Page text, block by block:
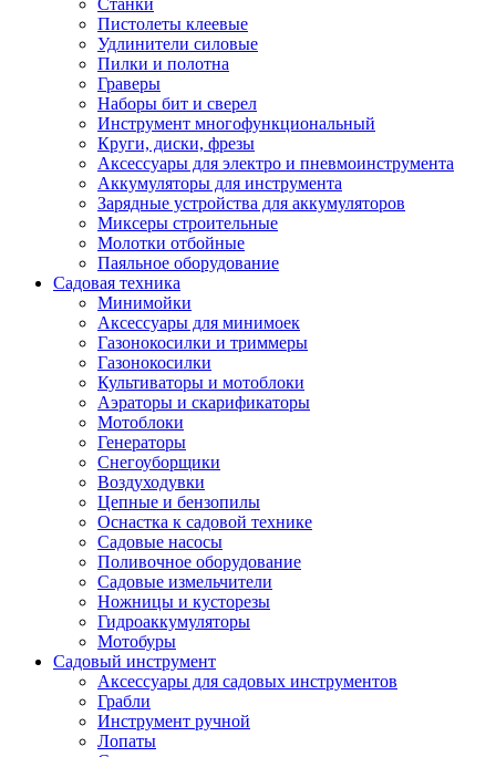
Камеры заднего вида
Автомобильные антенны
Сигнализации автомобильные
Телевизоры и мониторы автомобильные
Аксессуары
Автолампы
Автомобильные провода, кабели,
Автомобильный инструмент
Автохимия
Аккумуляторы, зарядные устройства,
Домкраты
Компрессоры и манометры
Разветвители и адаптеры прикуривателя
Термохолодильники
Шумоизоляция
Щетки стеклоочистителей
Прочие аксессуары для автомобилей
Велосипеды и самокаты
Электротранспорт
Радиоуправляемые модели
Аксессуары для велосипедов
аксессуары для радиоуправляемых моделей
Расходные материалы
Бумага разная
Бумага для офисной техники
Бумага для профессиональной печати
Фотобумага
Наклейки
Термобумага
Бумага для факса
Пленка для печати
Пленка для ламинирования
Материалы для заправки
Пистолеты клеевые
Удлинители силовые
Пилки и полотна
Граверы
Наборы бит и сверел
Инструмент многофункциональный
Круги, диски, фрезы
Аксессуары для электро и пневмоинструмента
Аккумуляторы для инструмента
Зарядные устройства для аккумуляторов
Миксеры строительные
Молотки отбойные
Паяльное оборудование
Садовая техника
Минимойки
Аксессуары для минимоек
Газонокосилки и триммеры
Газонокосилки
Культиваторы и мотоблоки
Аэраторы и скарификаторы
Мотоблоки
Генераторы
Снегоуборщики
Воздуходувки
Цепные и бензопилы
Оснастка к садовой технике
Садовые насосы
Поливочное оборудование
Садовые измельчители
Ножницы и кусторезы
Гидроаккумуляторы
Мотобуры
Садовый инструмент
Аксессуары для садовых инструментов
Грабли
Инструмент ручной
Лопаты